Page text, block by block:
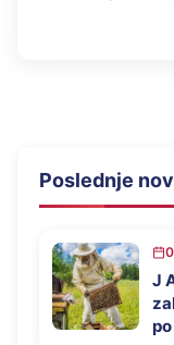
Poslednje
J A V N I
po